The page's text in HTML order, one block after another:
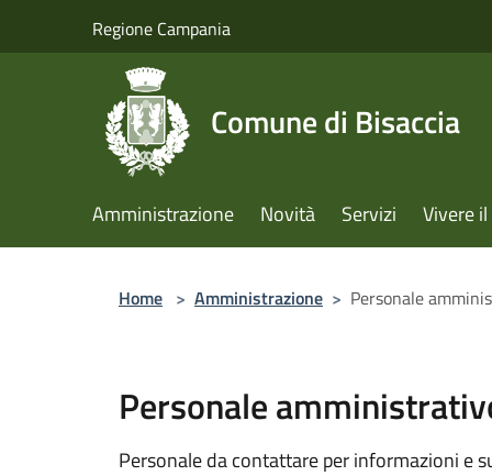
Regione Campania
Comune di Bisaccia
Amministrazione Novità Servizi Vivere
Home > Amministrazione > Personale
Personale
Personale da contattare per informazioni e